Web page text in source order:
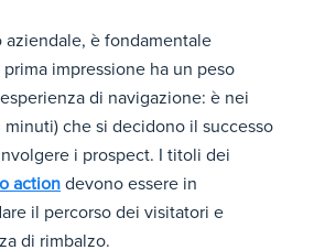
aziendale, è fondamentale
impressione ha un peso
di navigazione: è nei
che si decidono il successo
i prospect. I titoli dei
action devono essere in
il percorso dei visitatori e
di rimbalzo.